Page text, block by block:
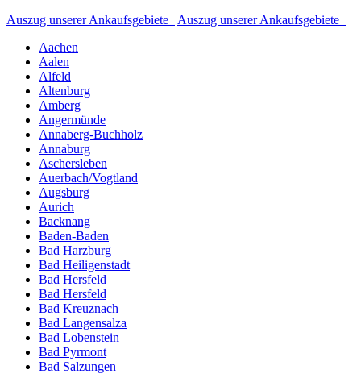
Auszug unserer Ankaufsgebiete
Auszug unserer Ankaufsgebiete
Aachen
Aalen
Alfeld
Altenburg
Amberg
Angermünde
Annaberg-Buchholz
Annaburg
Aschersleben
Auerbach/Vogtland
Augsburg
Aurich
Backnang
Baden-Baden
Bad Harzburg
Bad Heiligenstadt
Bad Hersfeld
Bad Hersfeld
Bad Kreuznach
Bad Langensalza
Bad Lobenstein
Bad Pyrmont
Bad Salzungen